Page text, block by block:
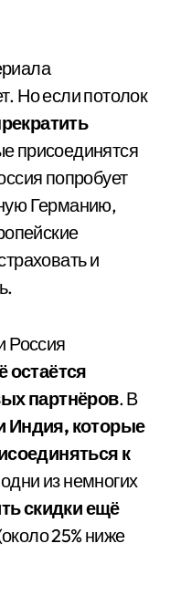
Но если потолок
присоединятся
попробует
Германию,
и
Россия
остаётся
партнёров. В
Индия, которые
к
из немногих
скидки ещё
25% ниже